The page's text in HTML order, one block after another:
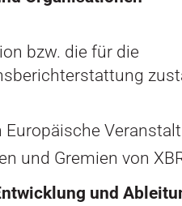
bzw. die für die
Europäische
und Gremien von
und